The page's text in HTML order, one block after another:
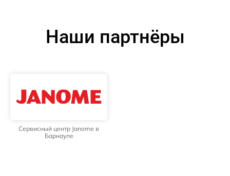
Наши партнёры
Сервисный центр Janome в
Барнауле